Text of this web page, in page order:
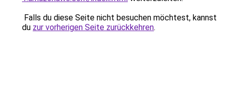
Falls du diese Seite nicht besuchen möchtest, kannst
du zur vorherigen Seite zurückkehren.